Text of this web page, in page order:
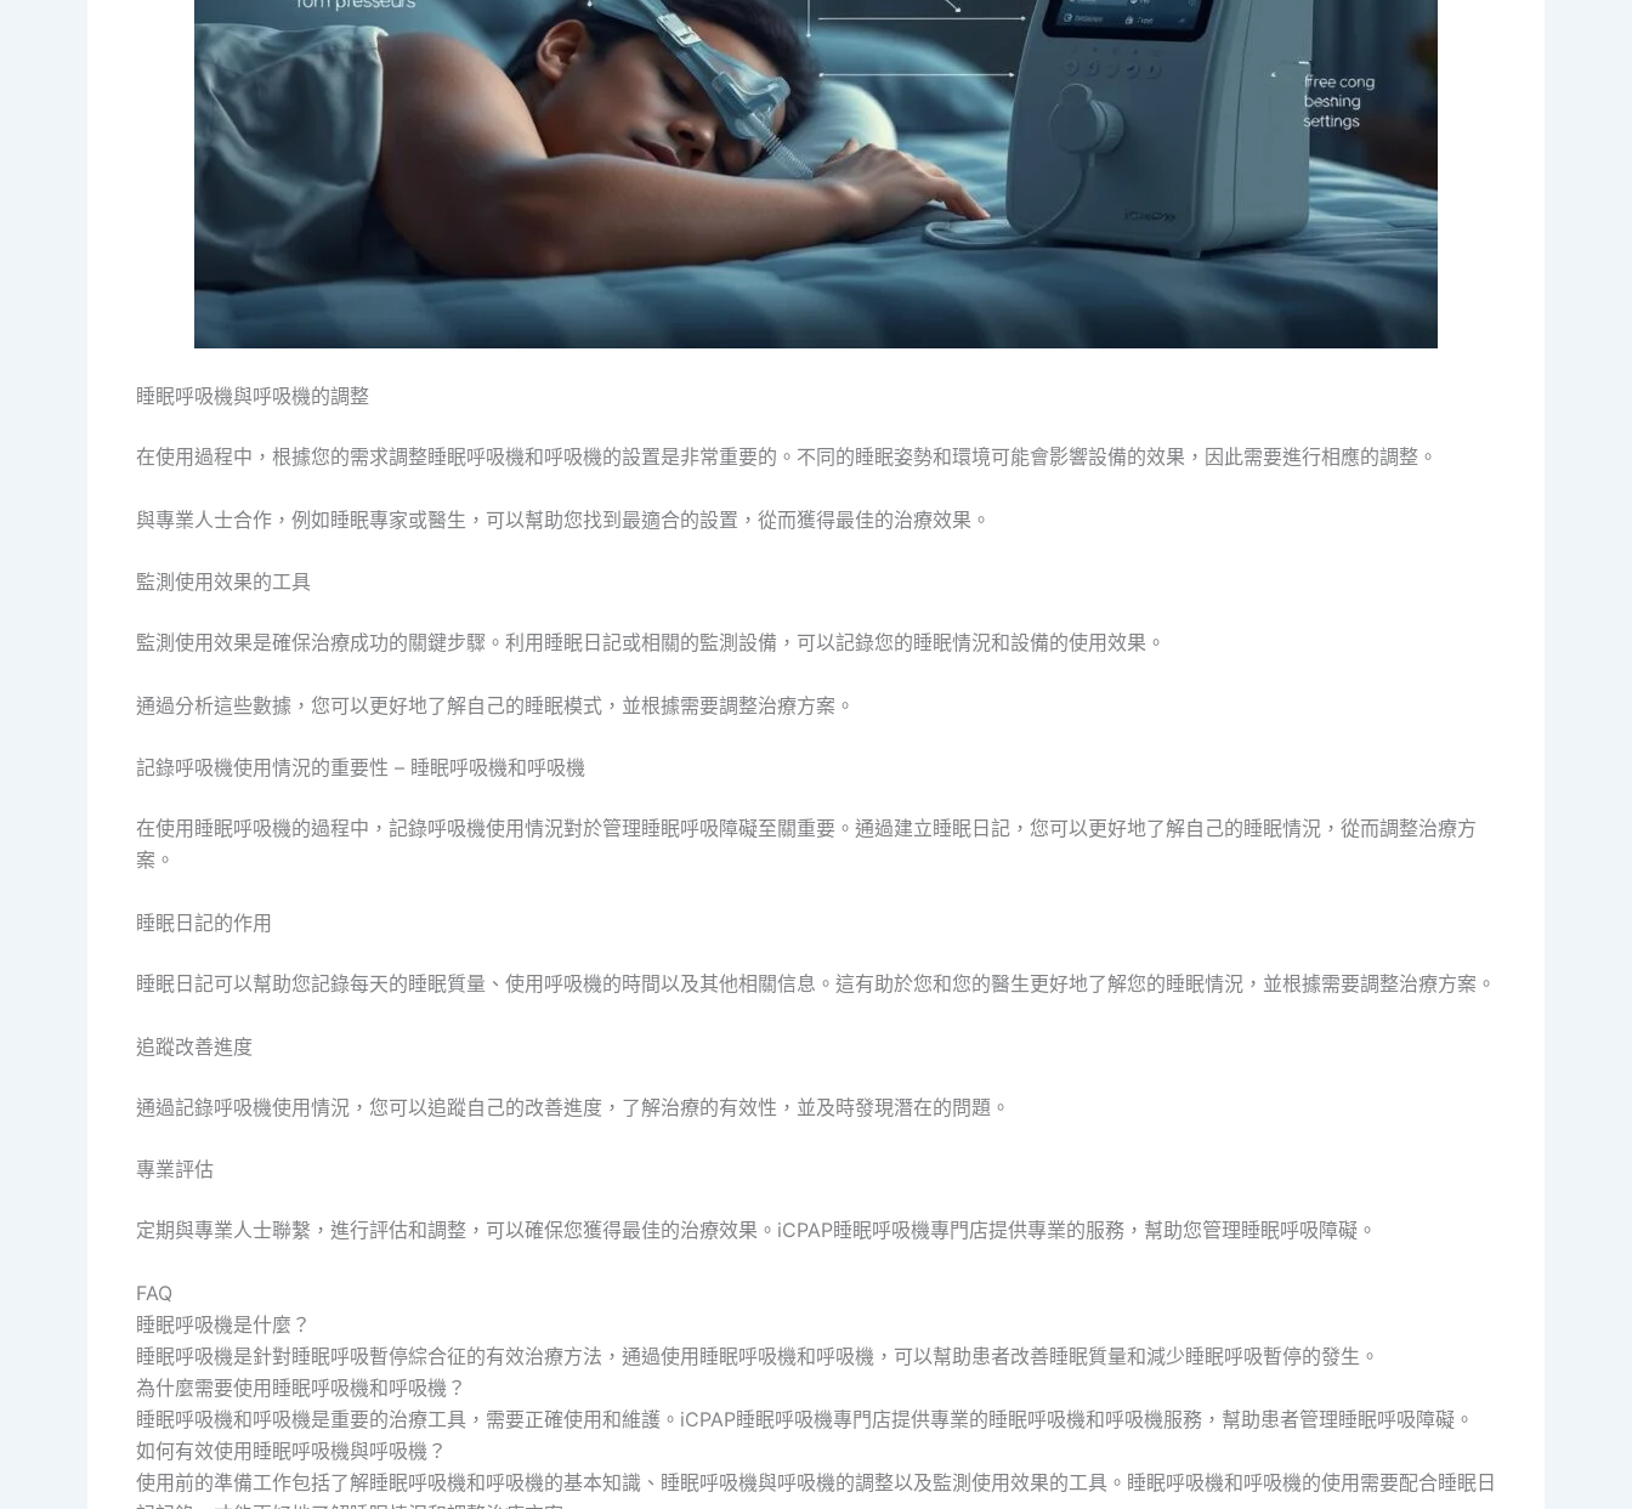
睡眠呼吸機與呼吸機的調整
在使用過程中，根據您的需求調整睡眠呼吸機和呼吸機的設置是非常重要的。不同的睡眠姿勢和環境可能會影響設備的效果，因此需要進行相應的調整。
與專業人士合作，例如睡眠專家或醫生，可以幫助您找到最適合的設置，從而獲得最佳的治療效果。
監測使用效果的工具
監測使用效果是確保治療成功的關鍵步驟。利用睡眠日記或相關的監測設備，可以記錄您的睡眠情況和設備的使用效果。
通過分析這些數據，您可以更好地了解自己的睡眠模式，並根據需要調整治療方案。
記錄呼吸機使用情況的重要性 – 睡眠呼吸機和呼吸機
在使用睡眠呼吸機的過程中，記錄呼吸機使用情況對於管理睡眠呼吸障礙至關重要。通過建立睡眠日記，您可以更好地了解自己的睡眠情況，從而調整治療方
案。
睡眠日記的作用
睡眠日記可以幫助您記錄每天的睡眠質量、使用呼吸機的時間以及其他相關信息。這有助於您和您的醫生更好地了解您的睡眠情況，並根據需要調整治療方案。
追蹤改善進度
通過記錄呼吸機使用情況，您可以追蹤自己的改善進度，了解治療的有效性，並及時發現潛在的問題。
專業評估
定期與專業人士聯繫，進行評估和調整，可以確保您獲得最佳的治療效果。 iCPAP睡眠呼吸機專門店提供專業的服務，幫助您管理睡眠呼吸障礙。
FAQ
睡眠呼吸機是什麼？
睡眠呼吸機是針對睡眠呼吸暫停綜合征的有效治療方法，通過使用睡眠呼吸機和呼吸機，可以幫助患者改善睡眠質量和減少睡眠呼吸暫停的發生。
為什麼需要使用睡眠呼吸機和呼吸機？
睡眠呼吸機和呼吸機是重要的治療工具，需要正確使用和維護。iCPAP睡眠呼吸機專門店提供專業的睡眠呼吸機和呼吸機服務，幫助患者管理睡眠呼吸障礙。
如何有效使用睡眠呼吸機與呼吸機？
使用前的準備工作包括了解睡眠呼吸機和呼吸機的基本知識、睡眠呼吸機與呼吸機的調整以及監測使用效果的工具。睡眠呼吸機和呼吸機的使用需要配合睡眠日